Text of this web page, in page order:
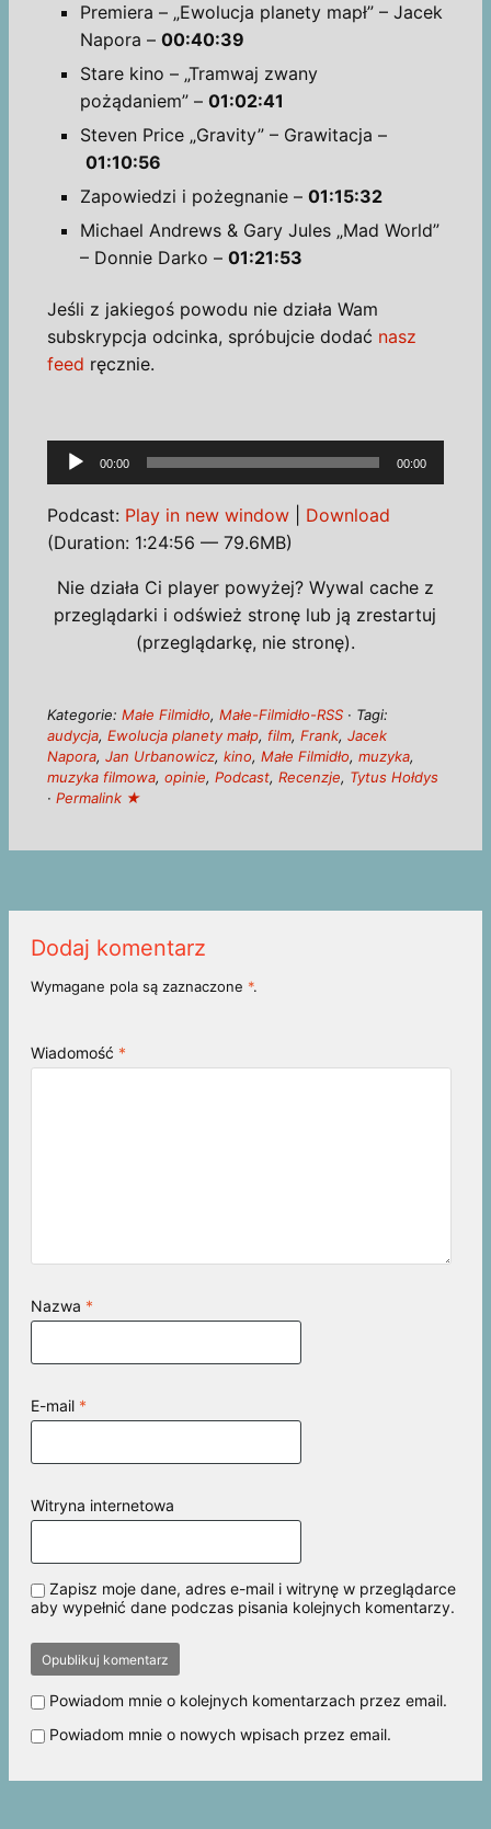
Premiera – „Ewolucja planety mapł” – Jacek
Napora – 00:40:39
Stare kino – „Tramwaj zwany
pożądaniem” – 01:02:41
Steven Price „Gravity” – Grawitacja –
01:10:56
Zapowiedzi i pożegnanie – 01:15:32
Michael Andrews & Gary Jules „Mad World”
– Donnie Darko – 01:21:53
Jeśli z jakiegoś powodu nie działa Wam
subskrypcja odcinka, spróbujcie dodać nasz
feed ręcznie.
Odtwarzacz
plików
dźwiękowych
00:00 00:00
Podcast: Play in new window| Download
(Duration: 1:24:56 — 79.6MB)
Nie działa Ci player powyżej? Wywal cache z
przeglądarki i odśwież stronę lub ją zrestartuj
(przeglądarkę, nie stronę).
Kategorie: Małe Filmidło, Małe-Filmidło-RSS· Tagi:
audycja, Ewolucja planety małp, film, Frank, Jacek
Napora, Jan Urbanowicz, kino, Małe Filmidło, muzyka,
muzyka filmowa, opinie, Podcast, Recenzje, Tytus Hołdys
· Permalink ★
Dodaj komentarz
Wymagane pola są zaznaczone *.
Wiadomość *
Nazwa *
E-mail *
Witryna internetowa
Zapisz moje dane, adres e-mail i witrynę w przeglądarce
aby wypełnić dane podczas pisania kolejnych komentarzy.
Powiadom mnie o kolejnych komentarzach przez email.
Powiadom mnie o nowych wpisach przez email.